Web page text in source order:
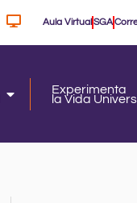
Aula VirtualSGA
Open Conoce
la Universidad
Experimenta
la Vida